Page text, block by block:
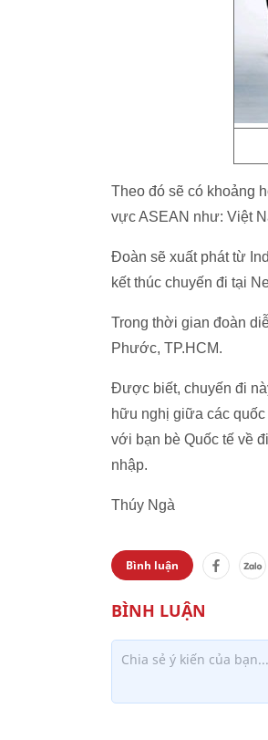
Theo đó sẽ có khoảng
vực ASEAN như: Việt
Đoàn sẽ xuất phát từ
kết thúc chuyến đi tại
Trong thời gian đoàn
Phước, TP.HCM.
Được biết, chuyến đi
hữu nghị giữa các
với bạn bè Quốc tế về
nhập.
Thúy Ngà
Bình luận